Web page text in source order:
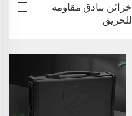
خزائن بنادق مقاومة
للحريق